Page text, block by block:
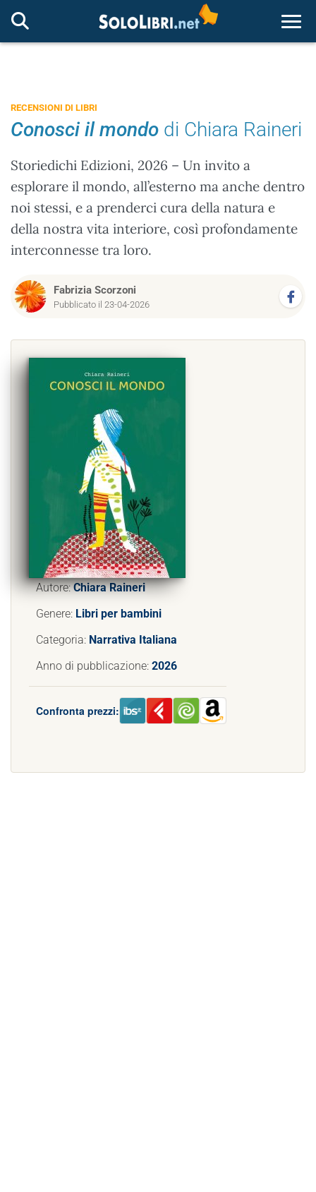
RECENSIONI DI LIBRI
Conosci il mondo di Chiara Raineri
Storiedichi Edizioni, 2026 – Un invito a
esplorare il mondo, all’esterno ma anche dentro
noi stessi, e a prenderci cura della natura e
della nostra vita interiore, così profondamente
interconnesse tra loro.
Fabrizia Scorzoni
Pubblicato il 23-04-2026
Autore:Chiara Raineri
Genere: Libri per bambini
Categoria: Narrativa Italiana
Anno di pubblicazione: 2026
Confronta prezzi: